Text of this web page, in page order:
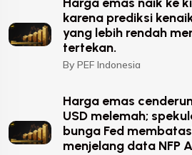
Harga emas naik ke
karena prediksi
yang lebih rendah
tertekan.
By PEF Indonesia
Harga emas
USD melemah;
bunga Fed
menjelang data NFP